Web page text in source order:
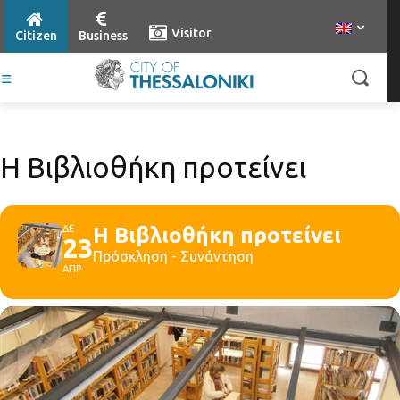
Citizen Business Visitor
Η Βιβλιοθήκη προτείνει
ΔΕ
23
ΑΠΡ
Η Βιβλιοθήκη προτείνει
Πρόσκληση - Συνάντηση